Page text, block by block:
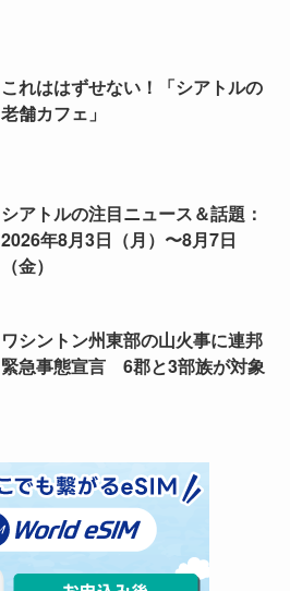
これははずせない！「シアトルの
老舗カフェ」
シアトルの注目ニュース＆話題：
2026年8月3日（月）〜8月7日
（金）
ワシントン州東部の山火事に連邦
緊急事態宣言 6郡と3部族が対象